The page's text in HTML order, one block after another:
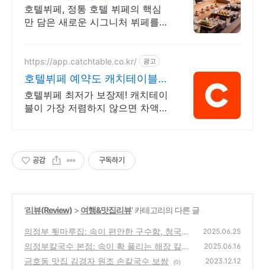
트 파리
호텔뷔페, 정통 호텔 뷔페의 핵심
만 담은 새로운 시그니처 뷔페를
https://app.catchtable.co.kr/ 광고
호텔뷔페 예약도 캐치테이블
최저가 보장제
호텔뷔페 최저가 보장제! 캐치테이
블이 가장 저렴하지 않으면 차액을
공감 구독하기
'리뷰(Review) > 여행&맛집리뷰' 카테고리의 다른 글
의정부 툇마루집: 속이 편안한 구수함, 청국장
비빔밥 솔직 후기!
(3)
2025.06.25
의정부칼국수 본점: 속이 확 풀리는 해장 칼국
수와 무생채 보리밥 조합!
(4)
2025.06.16
금호동 맛집 김경자 원조 손칼국수 보쌈 (0) 2023.12.12